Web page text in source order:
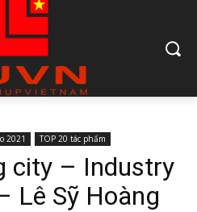
2021 TOP 20 tác phẩm
city – Industry
Lê Sỹ Hoàng